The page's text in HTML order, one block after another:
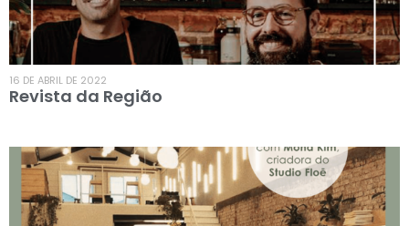
16 DE ABRIL DE 2022
Revista da Região